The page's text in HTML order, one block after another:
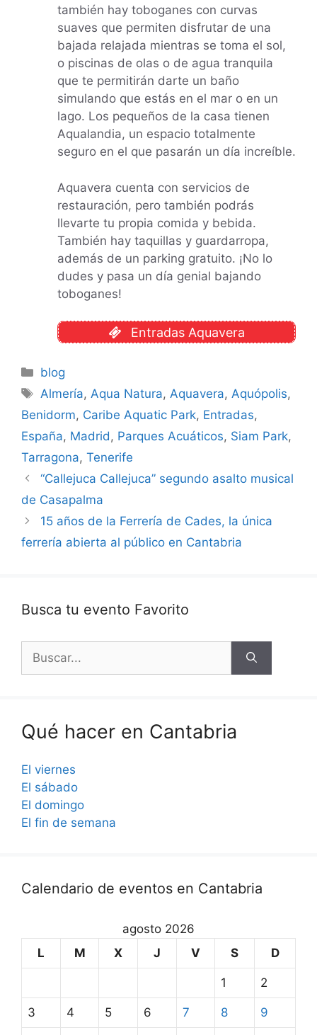
también hay toboganes con curvas
suaves que permiten disfrutar de una
bajada relajada mientras se toma el sol,
o piscinas de olas o de agua tranquila
que te permitirán darte un baño
simulando que estás en el mar o en un
lago. Los pequeños de la casa tienen
Aqualandia, un espacio totalmente
seguro en el que pasarán un día increíble.
Aquavera cuenta con servicios de
restauración, pero también podrás
llevarte tu propia comida y bebida.
También hay taquillas y guardarropa,
además de un parking gratuito. ¡No lo
dudes y pasa un día genial bajando
toboganes!
Entradas Aquavera
Categorías
blog
Etiquetas
Almería, Aqua Natura, Aquavera, Aquópolis,
Benidorm, Caribe Aquatic Park, Entradas,
España, Madrid , Parques Acuáticos, Siam Park,
Tarragona, Tenerife
“Callejuca Callejuca” segundo asalto musical
de Casapalma
15 años de la Ferrería de Cades, la única
ferrería abierta al público en Cantabria
Busca tu evento Favorito
Qué hacer en Cantabria
El viernes
El sábado
El domingo
El fin de semana
Calendario de eventos en Cantabria
agosto 2026
L
M X J V S D
1 2
3 4 5 6 7 8 9